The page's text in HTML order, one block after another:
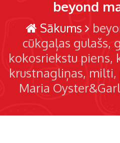
beyond
Sākums
cūkgaļas gulašs
kokosriekstu piens
krustnagliņas milti
Maria